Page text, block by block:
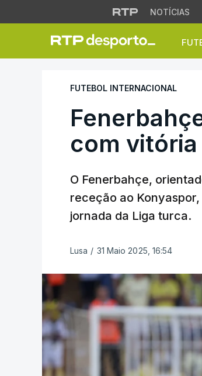
NOTÍCIAS
FUTEBOL INTERNACIONAL
com vitória
O Fenerbahçe,
receção ao
jornada da Liga turca.
Lusa / 31 Maio 2025, 16:54